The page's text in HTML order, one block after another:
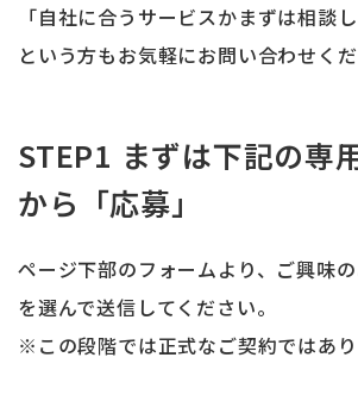
「自社に合うサービスかまずは相談し
という方もお気軽にお問い合わせくだ
STEP1 まずは下記の専
から「応募」
ページ下部のフォームより、ご興味
を選んで送信してください。
※この段階では正式なご契約ではあり